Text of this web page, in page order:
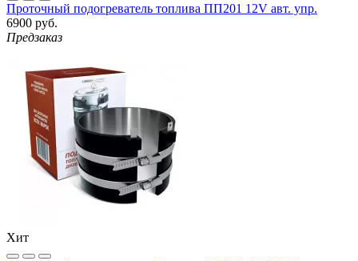
Проточный подогреватель топлива ПП201 12V авт. упр.
6900 руб.
Предзаказ
Хит